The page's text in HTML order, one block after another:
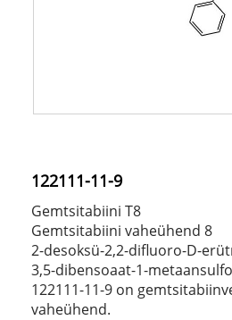
122111-11-9
Gemtsitabiini T8
Gemtsitabiini vaheühend 8
2-desoksü-2,2-difluoro-D-
3,5-dibensoaat-1-
122111-11-9 on
vaheühend.